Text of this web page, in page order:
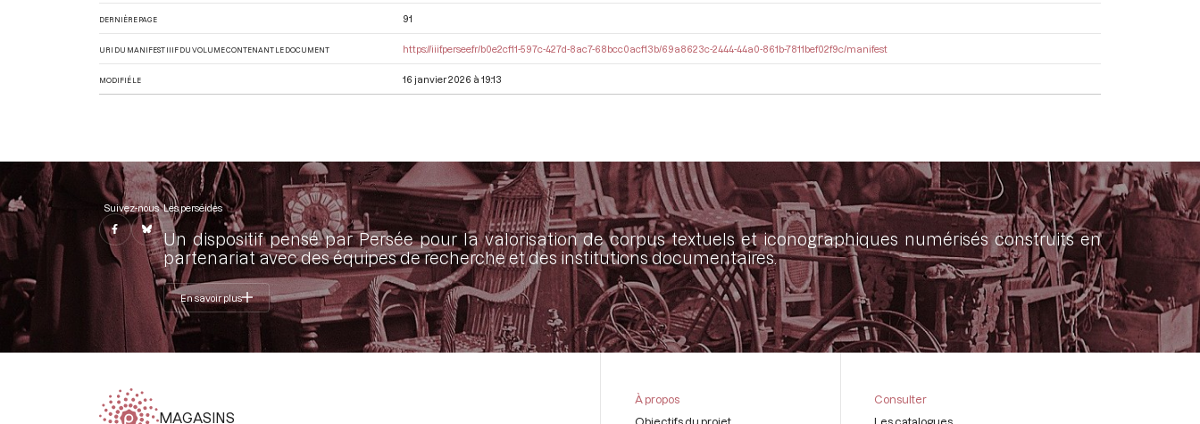
DERNIÈRE PAGE 91
URI DU MANIFEST IIIF DU VOLUME CONTENANT LE DOCUMENT https://iiif.persee.fr/b0e2cf11-597c-427d-8ac7-68bcc0acf13b/69a8623c-2444-44a0-861b-7811bef02f9c/manifest
MODIFIÉ LE 16 janvier 2026 à 19:13
Suivez-nous Les perséides
Un dispositif pensé par Persée pour la valorisation de corpus textuels et iconographiques numérisés construits en
partenariat avec des équipes de recherche et des institutions documentaires.
En savoir plus
MAGASINS
À propos
Objectifs du projet
Consulter
Les catalogues